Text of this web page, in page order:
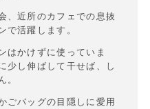
、近所のカフェでの息抜
で活躍します。
はかけずに使っていま
少し伸ばして干せば、し
。
ごバッグの目隠しに愛用